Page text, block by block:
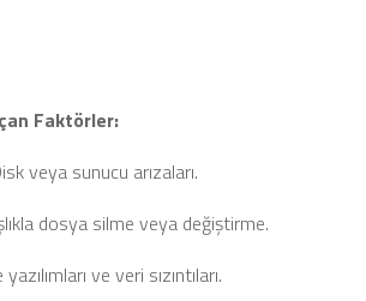
Faktörler:
veya sunucu arızaları.
dosya silme veya değiştirme.
ve veri sızıntıları.